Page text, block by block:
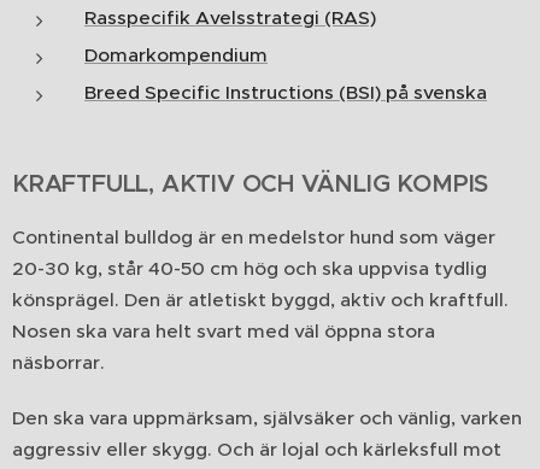
Rasspecifik Avelsstrategi (RAS)
Domarkompendium
Breed Specific Instructions (BSI) på svenska
KRAFTFULL, AKTIV OCH VÄNLIG KOMPIS
Continental bulldog är en medelstor hund som väger
20-30 kg, står 40-50 cm hög och ska uppvisa tydlig
könsprägel. Den är atletiskt byggd, aktiv och kraftfull.
Nosen ska vara helt svart med väl öppna stora
näsborrar.
Den ska vara uppmärksam, självsäker och vänlig, varken
aggressiv eller skygg. Och är lojal och kärleksfull mot